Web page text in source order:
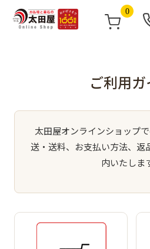
0
ご利用ガ
太田屋オンラインショップ
送・送料、お支払い方法、返
内いたしま